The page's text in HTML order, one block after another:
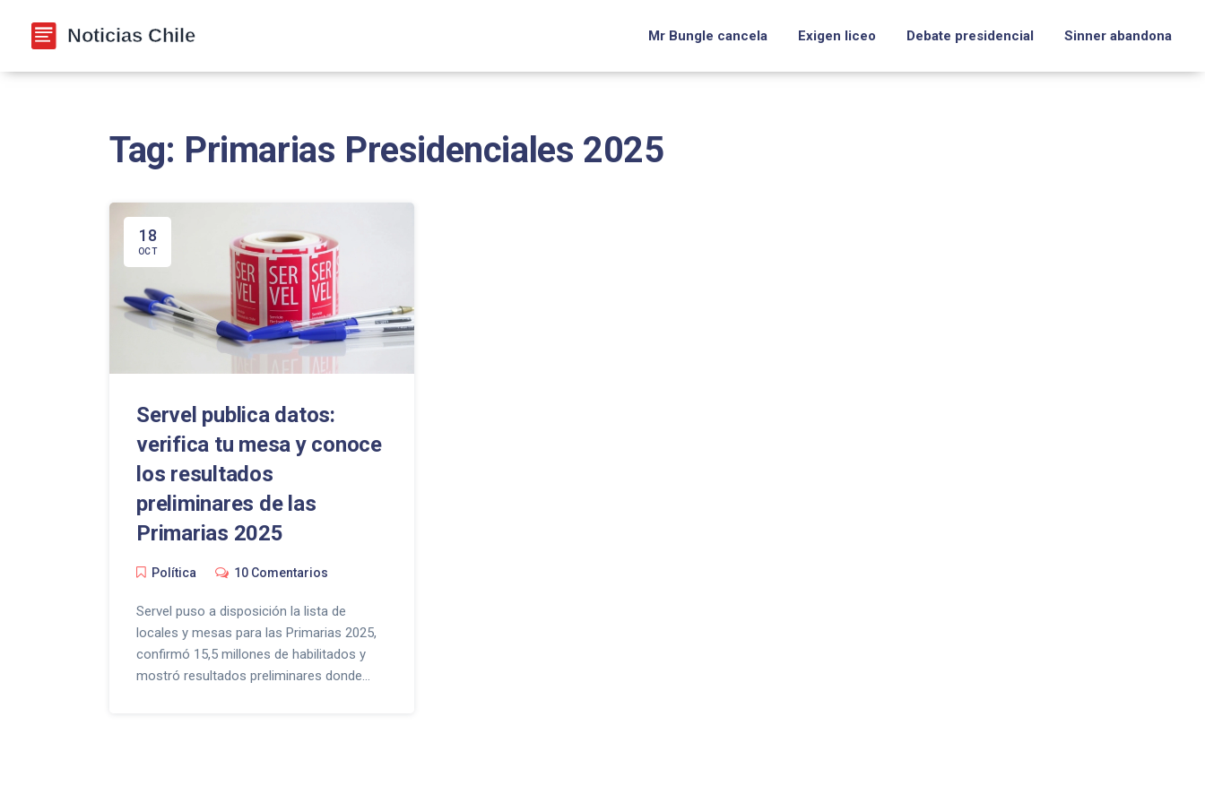
Mr Bungle cancela Exigen liceo Debate presidencial Sinner abandona
Tag: Primarias Presidenciales 2025
18
OCT
Servel publica datos:
verifica tu mesa y conoce
los resultados
preliminares de las
Primarias 2025
Política 10 Comentarios
Servel puso a disposición la lista de
locales y mesas para las Primarias 2025,
confirmó 15,5 millones de habilitados y
mostró resultados preliminares donde